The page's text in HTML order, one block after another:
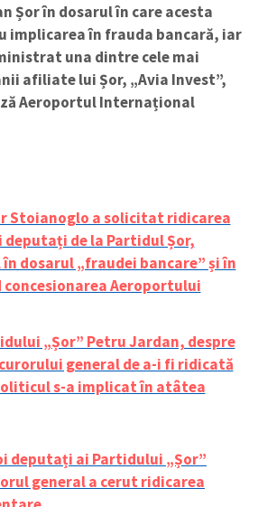
Șor în dosarul în care acesta
implicarea în frauda bancară, iar
una dintre cele mai
afiliate lui Șor, „Avia Invest”,
Aeroportul Internațional
Stoianoglo a solicitat ridicarea
de la Partidul Șor,
dosarul „fraudei bancare” și în
Aeroportului
„Șor” Petru Jardan, despre
general de a-i fi ridicată
s-a implicat în atâtea
deputați ai Partidului „Șor”
general a cerut ridicarea